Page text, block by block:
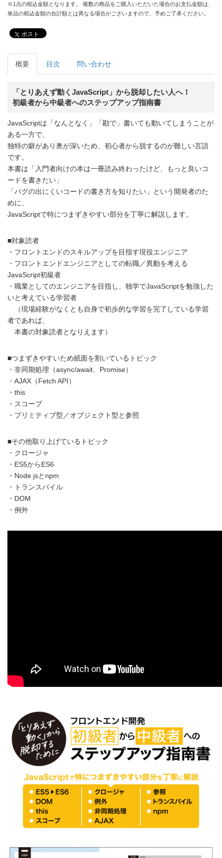
※1点の税込金額となります。 複数の商品をご購入いただいた場合のお支払金額は、
単品の税込金額の合計額とは異なる場合がございますので、予めご了承ください。
ポスト
概要 目次 問い合わせ
「とりあえず動くJavaScript」から脱却したい人へ！
初級者から中級者へのステップアップ指南書
JavaScriptは「なんとなく」「勘で」書いても動いてしまうことが
ある一方で、
独特の癖があり奥が深いため、初心者から脱するのが難しい言語
です。
本書は「入門者向けの本は一冊読み終わったけど、もっと良いコ
ードを書きたい」
「バグの出にくいコードの書き方を知りたい」という開発者のた
めに、
JavaScriptで特につまずきやすい部分を丁寧に解説します。
■対象読者
・フロントエンドのスキルアップを目指す現役エンジニア
・フロントエンドエンジニアとしての転職／異動を考える
JavaScript初級者
・職業としてのエンジニアを目指し、独学でJavaScriptを勉強した
いと考えている学習者
（現場経験がなくとも自身で初歩的な学習を完了している学習
者であれば、
本書の対象読者となりえます）
■つまずきやすいため紙面を割いているトピック
・非同期処理（async/await、Promise）
・AJAX（Fetch API）
・this
・スコープ
・プリミティブ型／オブジェクト型と参照
■その他取り上げているトピック
・クロージャ
・ES5からES6
・Node.jsとnpm
・トランスパイル
・DOM
・例外